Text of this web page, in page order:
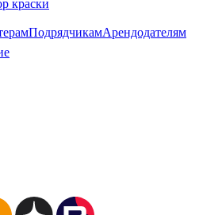
краски
ПодрядчикамАрендодателям